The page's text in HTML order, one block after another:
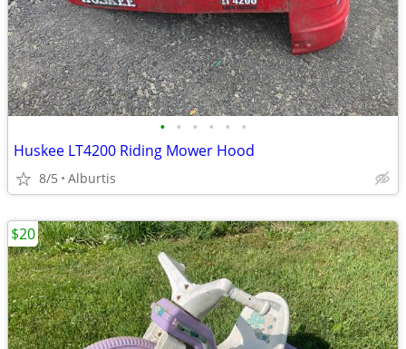
• • • • • •
Huskee LT4200 Riding Mower Hood
8/5 Alburtis
$20